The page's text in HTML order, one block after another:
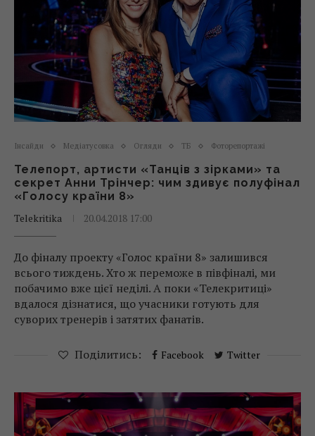
Інсайди Медіатусовка Огляди ТБ Фоторепортажі
Телепорт, артисти «Танців з зірками» та
секрет Анни Трінчер: чим здивує полуфінал
«Голосу країни 8»
Telekritika
20.04.2018 17:00
До фіналу проекту «Голос країни 8» залишився
всього тиждень. Хто ж переможе в півфіналі, ми
побачимо вже цієї неділі. А поки «Телекритиці»
вдалося дізнатися, що учасники готують для
суворих тренерів і затятих фанатів.
Поділитись: Facebook Twitter